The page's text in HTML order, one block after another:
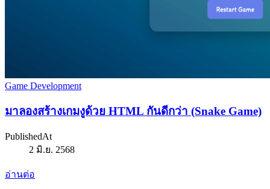
Game Development
มาลองสร้างเกมงู​ด้วย HTML กันดีกว่า (Snake Game)
PublishedAt
2 มิ.ย. 2568
อ่านต่อ